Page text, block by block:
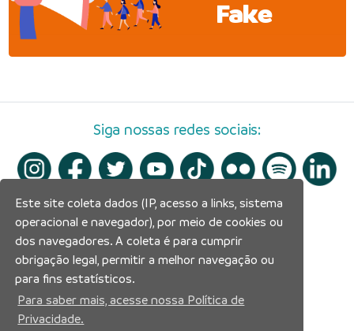
Fake
Siga nossas redes sociais:
Este site coleta dados (IP, acesso a links, sistema
operacional e navegador), por meio de cookies ou
dos navegadores. A coleta é para cumprir
obrigação legal, permitir a melhor navegação ou
para fins estatísticos.
Para saber mais, acesse nossa Política de
Privacidade.